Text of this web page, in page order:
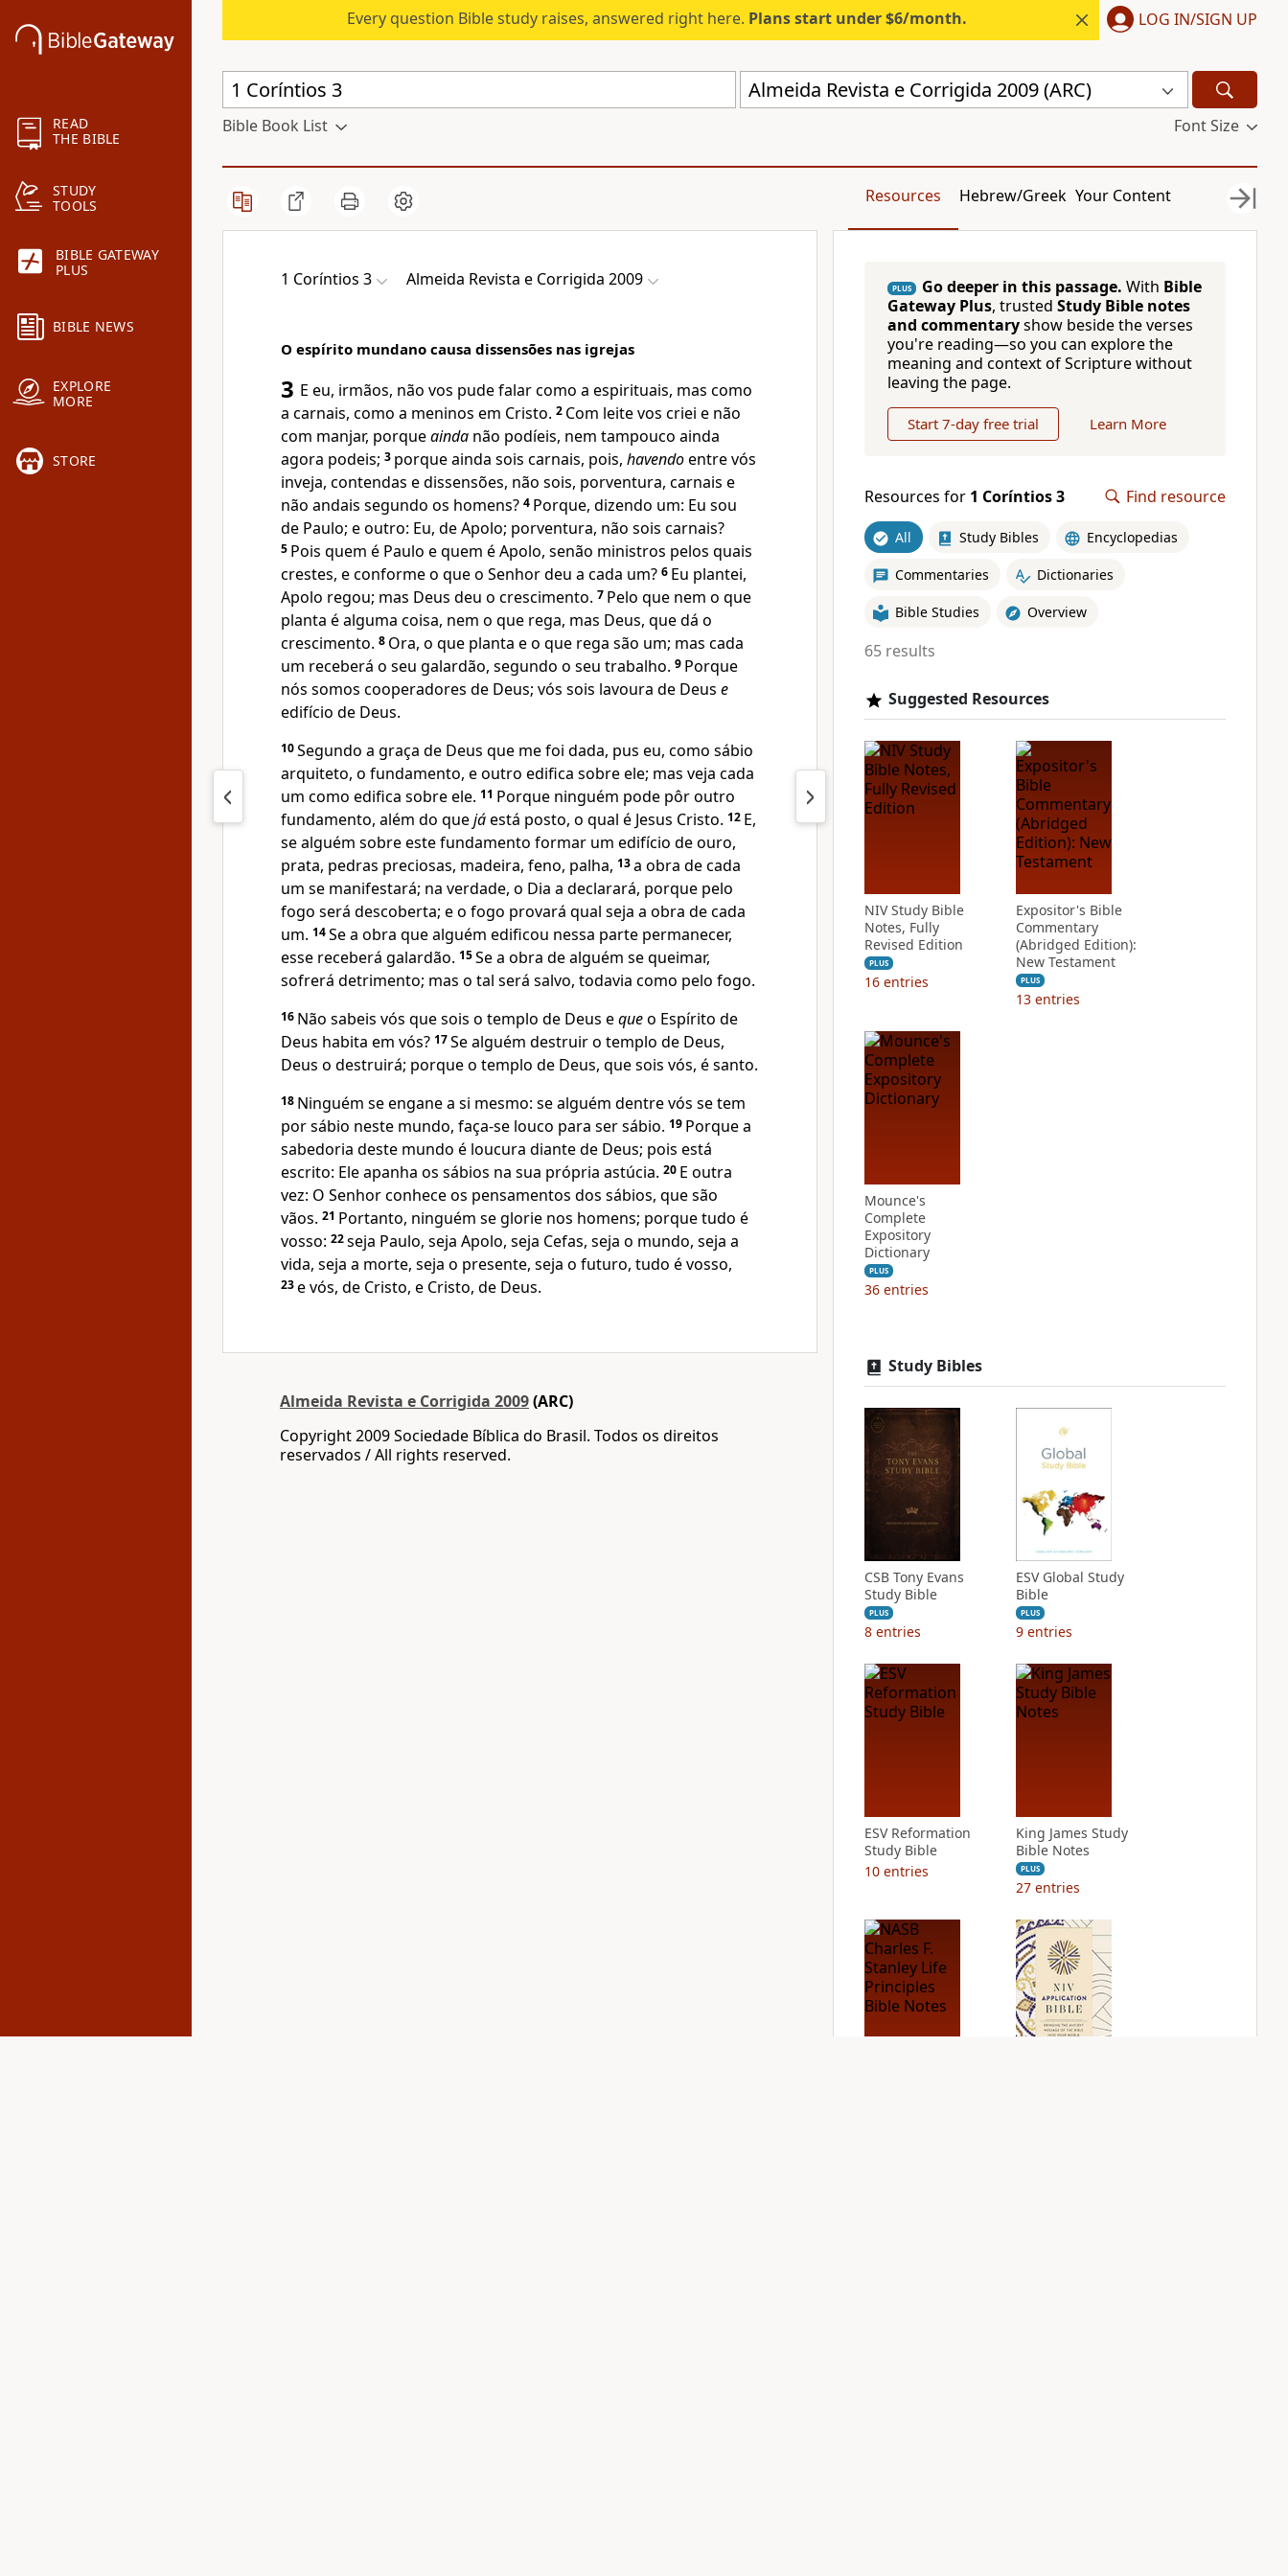
READ
THE BIBLE
STUDY
TOOLS
BIBLE GATEWAY
PLUS
BIBLE NEWS
EXPLORE
MORE
STORE
Every question Bible study raises, answered right here. Plans start under $6/month. LOG IN/SIGN UP
Almeida Revista e Corrigida 2009 (ARC)
Bible Book List Font Size
Resources Hebrew/Greek Your Content
1 Coríntios 3 Almeida Revista e Corrigida 2009
O espírito mundano causa dissensões nas igrejas
3 E eu, irmãos, não vos pude falar como a espirituais, mas como
a carnais, como a meninos em Cristo. 2 Com leite vos criei e não
com manjar, porqueainda não podíeis, nem tampouco ainda
agora podeis; 3 porque ainda sois carnais, pois, havendoentre vós
inveja, contendas e dissensões, não sois, porventura, carnais e
não andais segundo os homens? 4 Porque, dizendo um: Eu sou
de Paulo; e outro: Eu, de Apolo; porventura, não sois carnais?
5 Pois quem é Paulo e quem é Apolo, senão ministros pelos quais
crestes, e conforme o que o Senhor deu a cada um? 6 Eu plantei,
Apolo regou; mas Deus deu o crescimento. 7 Pelo que nem o que
planta é alguma coisa, nem o que rega, mas Deus, que dá o
crescimento. 8 Ora, o que planta e o que rega são um; mas cada
um receberá o seu galardão, segundo o seu trabalho. 9 Porque
nós somos cooperadores de Deus; vós sois lavoura de Deus e
edifício de Deus.
10Segundo a graça de Deus que me foi dada, pus eu, como sábio
arquiteto, o fundamento, e outro edifica sobre ele; mas veja cada
um como edifica sobre ele. 11 Porque ninguém pode pôr outro
fundamento, além do quejáestá posto, o qual é Jesus Cristo. 12 E,
se alguém sobre este fundamento formar um edifício de ouro,
prata, pedras preciosas, madeira, feno, palha, 13a obra de cada
um se manifestará; na verdade, o Dia a declarará, porque pelo
fogo será descoberta; e o fogo provará qual seja a obra de cada
um. 14Se a obra que alguém edificou nessa parte permanecer,
esse receberá galardão. 15Se a obra de alguém se queimar,
sofrerá detrimento; mas o tal será salvo, todavia como pelo fogo.
16 Não sabeis vós que sois o templo de Deus equeo Espírito de
Deus habita em vós? 17Se alguém destruir o templo de Deus,
Deus o destruirá; porque o templo de Deus, que sois vós, é santo.
18 Ninguém se engane a si mesmo: se alguém dentre vós se tem
por sábio neste mundo, faça-se louco para ser sábio. 19 Porque a
sabedoria deste mundo é loucura diante de Deus; pois está
escrito: Ele apanha os sábios na sua própria astúcia. 20 E outra
vez: O Senhor conhece os pensamentos dos sábios, que são
vãos. 21 Portanto, ninguém se glorie nos homens; porque tudo é
vosso: 22seja Paulo, seja Apolo, seja Cefas, seja o mundo, seja a
vida, seja a morte, seja o presente, seja o futuro, tudo é vosso,
23e vós, de Cristo, e Cristo, de Deus.
Almeida Revista e Corrigida 2009(ARC)
Copyright 2009 Sociedade Bíblica do Brasil. Todos os direitos
reservados / All rights reserved.
PLUS Go deeper in this passage. With Bible
Gateway Plus, trusted Study Bible notes
and commentaryshow beside the verses
you're reading—so you can explore the
meaning and context of Scripture without
leaving the page.
Start 7-day free trial Learn More
Resources for 1 Coríntios 3 Find resource
All Study Bibles Encyclopedias
Commentaries Dictionaries
Bible Studies Overview
65 results
Suggested Resources
NIV Study Bible
Notes, Fully
Revised Edition
PLUS
16 entries
Expositor's Bible
Commentary
(Abridged Edition):
New Testament
PLUS
13 entries
Mounce's
Complete
Expository
Dictionary
PLUS
36 entries
Study Bibles
CSB Tony Evans
Study Bible
PLUS
8 entries
ESV Global Study
Bible
PLUS
9 entries
ESV Reformation
Study Bible
10 entries
King James Study
Bible Notes
PLUS
27 entries